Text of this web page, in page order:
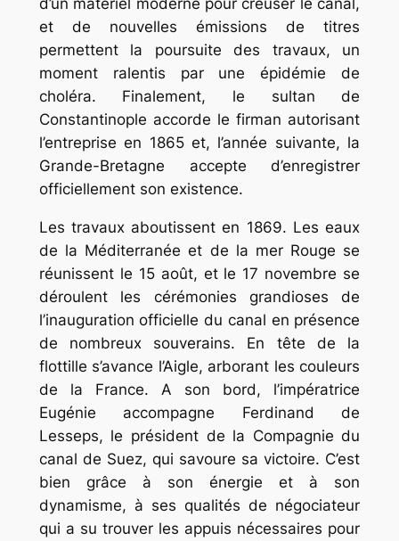
d’un matériel moderne pour creuser le canal,
et de nouvelles émissions de titres
permettent la poursuite des travaux, un
moment ralentis par une épidémie de
choléra. Finalement, le sultan de
Constantinople accorde le firman autorisant
l’entreprise en 1865 et, l’année suivante, la
Grande-Bretagne accepte d’enregistrer
officiellement son existence.
Les travaux aboutissent en 1869. Les eaux
de la Méditerranée et de la mer Rouge se
réunissent le 15 août, et le 17 novembre se
déroulent les cérémonies grandioses de
l’inauguration officielle du canal en présence
de nombreux souverains. En tête de la
flottille s’avance l’Aigle, arborant les couleurs
de la France. A son bord, l’impératrice
Eugénie accompagne Ferdinand de
Lesseps, le président de la Compagnie du
canal de Suez, qui savoure sa victoire. C’est
bien grâce à son énergie et à son
dynamisme, à ses qualités de négociateur
qui a su trouver les appuis nécessaires pour